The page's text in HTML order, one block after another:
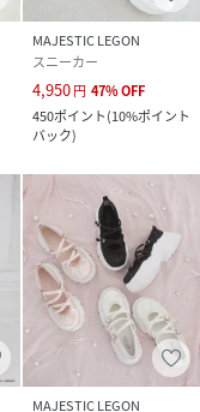
材/合成底
MAJESTIC LEGON
スニーカー
4,950円 47%OFF
450ポイント(10%ポイント
バック)
MAJESTIC LEGON